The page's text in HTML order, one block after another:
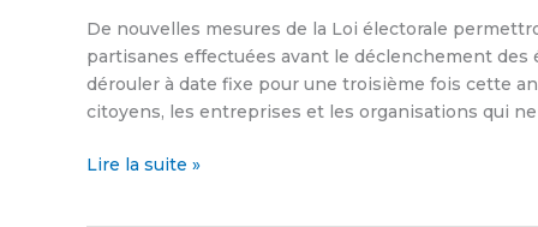
De nouvelles mesures de la Loi électorale
partisanes effectuées avant le déclenchement
dérouler à date fixe pour une troisième fois cette
citoyens, les entreprises et les organisations qui
Lire la suite »